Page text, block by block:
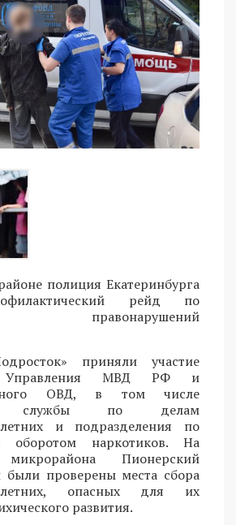
полиция Екатеринбурга
рейд по
правонарушений
приняли участие
Управления МВД РФ и
ОВД, в том числе
службы по делам
и подразделения по
оборотом наркотиков. На
Пионерский
были проверены места сбора
опасных для их
развития.